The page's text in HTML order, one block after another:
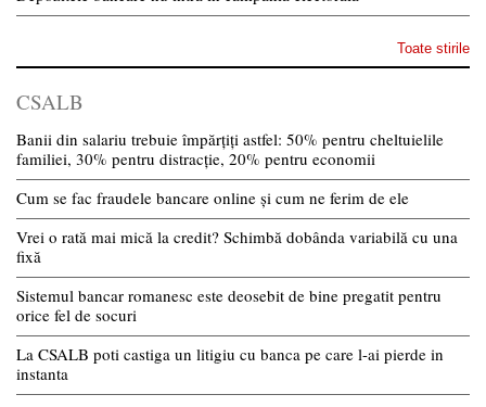
Toate stirile
CSALB
Banii din salariu trebuie împărțiți astfel: 50% pentru cheltuielile
familiei, 30% pentru distracție, 20% pentru economii
Cum se fac fraudele bancare online și cum ne ferim de ele
Vrei o rată mai mică la credit? Schimbă dobânda variabilă cu una
fixă
Sistemul bancar romanesc este deosebit de bine pregatit pentru
orice fel de socuri
La CSALB poti castiga un litigiu cu banca pe care l-ai pierde in
instanta